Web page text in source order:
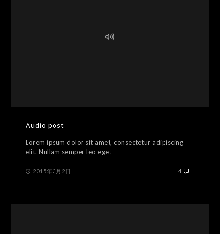
Audio post
Lorem ipsum dolor sit amet, consectetur adipiscing
elit. Nullam semper leo eget
4
2015年3月2日